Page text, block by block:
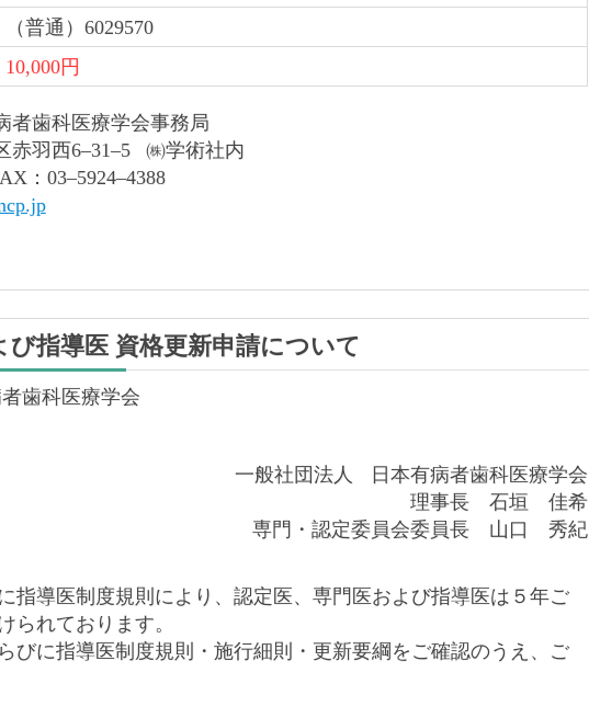
（普通）6029570
10,000円
歯科医療学会事務局
赤羽西6–31–5 ㈱学術社内
：03–5924–4388
び指導医 資格更新申請について
歯科医療学会
						一般社団法人 日本有病者歯科医療学会
理事長　石垣　佳希
専門・認定委員会委員長　山口　秀紀
指導医制度規則により、認定医、専門医および指導医は５年ご
られております。
びに指導医制度規則・施行細則・更新要綱をご確認のうえ、ご